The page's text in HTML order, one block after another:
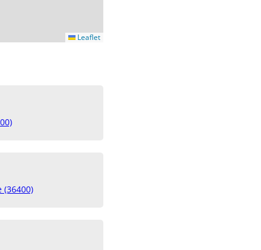
Leaflet
(36400)